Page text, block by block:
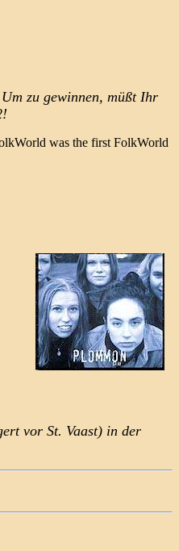
zu gewinnen, müßt Ihr
was the first FolkWorld
vor St. Vaast) in der